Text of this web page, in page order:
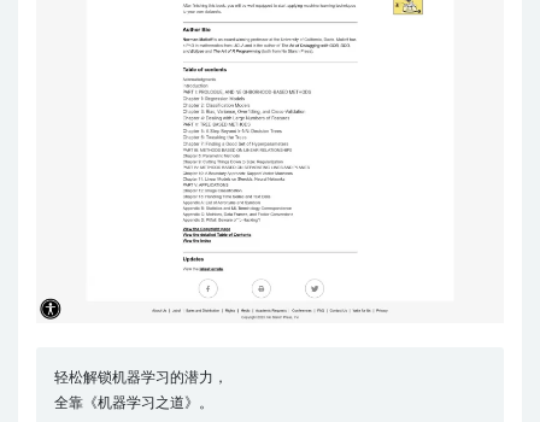
轻松解锁机器学习的潜力，
全靠《机器学习之道》。